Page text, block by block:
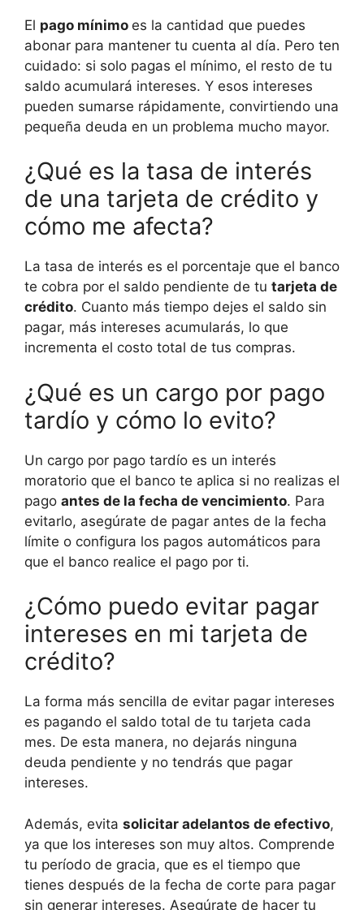
El pago mínimo es la cantidad que puedes
abonar para mantener tu cuenta al día. Pero ten
cuidado: si solo pagas el mínimo, el resto de tu
saldo acumulará intereses. Y esos intereses
pueden sumarse rápidamente, convirtiendo una
pequeña deuda en un problema mucho mayor.
¿Qué es la tasa de interés
de una tarjeta de crédito y
cómo me afecta?
La tasa de interés es el porcentaje que el banco
te cobra por el saldo pendiente de tu tarjeta de
crédito. Cuanto más tiempo dejes el saldo sin
pagar, más intereses acumularás, lo que
incrementa el costo total de tus compras.
¿Qué es un cargo por pago
tardío y cómo lo evito?
Un cargo por pago tardío es un interés
moratorio que el banco te aplica si no realizas el
pago antes de la fecha de vencimiento. Para
evitarlo, asegúrate de pagar antes de la fecha
límite o configura los pagos automáticos para
que el banco realice el pago por ti.
¿Cómo puedo evitar pagar
intereses en mi tarjeta de
crédito?
La forma más sencilla de evitar pagar intereses
es pagando el saldo total de tu tarjeta cada
mes. De esta manera, no dejarás ninguna
deuda pendiente y no tendrás que pagar
intereses.
Además, evita solicitar adelantos de efectivo,
ya que los intereses son muy altos. Comprende
tu período de gracia, que es el tiempo que
tienes después de la fecha de corte para pagar
sin generar intereses. Asegúrate de hacer tu